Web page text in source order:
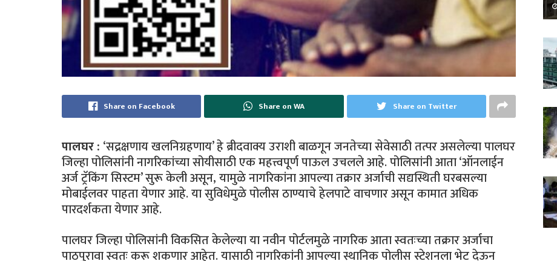
Share on Facebook Share on WA Share on Twitter
पालघर : ‘सद्रक्षणाय खलनिग्रहणाय’ हे ब्रीदवाक्य उराशी बाळगून जनतेच्या सेवेसाठी तत्पर असलेल्या पालघर
जिल्हा पोलिसांनी नागरिकांच्या सोयीसाठी एक महत्त्वपूर्ण पाऊल उचलले आहे. पोलिसांनी आता ‘ऑनलाईन
अर्ज ट्रॅकिंग सिस्टम’ सुरू केली असून, यामुळे नागरिकांना आपल्या तक्रार अर्जाची सद्यस्थिती घरबसल्या
मोबाईलवर पाहता येणार आहे. या सुविधेमुळे पोलीस ठाण्याचे हेलपाटे वाचणार असून कामात अधिक
पारदर्शकता येणार आहे.
पालघर जिल्हा पोलिसांनी विकसित केलेल्या या नवीन पोर्टलमुळे नागरिक आता स्वतःच्या तक्रार अर्जाचा
पाठपुरावा स्वतः करू शकणार आहेत. यासाठी नागरिकांनी आपल्या स्थानिक पोलीस स्टेशनला भेट देऊन